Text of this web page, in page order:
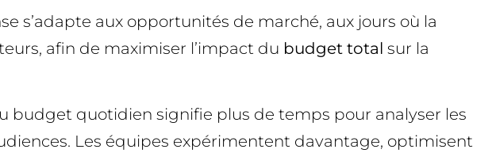
s’adapte aux opportunités de marché, aux jours où la
afin de maximiser l’impact du budget total sur la
budget quotidien signifie plus de temps pour analyser les
Les équipes expérimentent davantage, optimisent